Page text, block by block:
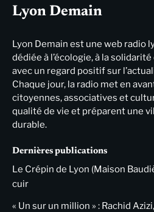
Lyon Demain
Lyon Demain est une web radio
dédiée à l’écologie, à la
avec un regard positif sur
Chaque jour, la radio met en
citoyennes, associatives et
qualité de vie et préparent une
durable.
Dernières publications
Le Crépin de Lyon (Maison
cuir
« Un sur un million » : Rachid